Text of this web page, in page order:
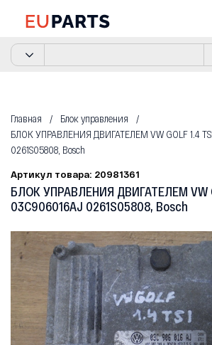
Главная
Блок управления
БЛОК УПРАВЛЕНИЯ ДВИГАТЕЛЕМ VW GOLF 1.4
0261S05808, Bosch
Артикул товара: 20981361
БЛОК УПРАВЛЕНИЯ ДВИГАТЕЛЕМ VW
03C906016AJ 0261S05808, Bosch